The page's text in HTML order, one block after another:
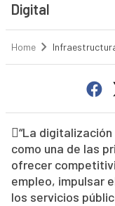
Digital
Home
“La
como una de las
ofrecer
empleo, impulsar
los servicios